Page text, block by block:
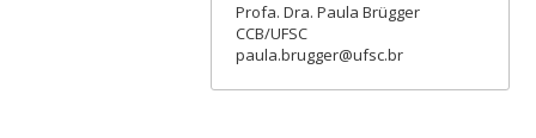
Profa. Dra. Paula Brügger
CCB/UFSC
paula.brugger@ufsc.br